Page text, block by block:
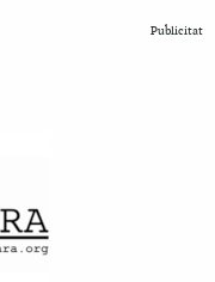
Publicitat